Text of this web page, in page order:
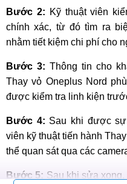
Bước 2: Kỹ thuật viên
chính xác, từ đó tìm ra
nhằm tiết kiệm chi phí cho
Bước 3: Thông tin cho
Thay vỏ Oneplus Nord
được kiểm tra linh kiện
Bước 4: Sau khi được
viên kỹ thuật tiến hành
thể quan sát qua các
Bước 5: Sau khi sửa